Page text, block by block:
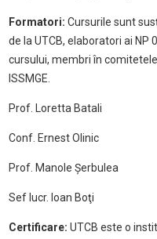
Formatori: Cursurile sunt
de la UTCB, elaboratori ai NP
cursului, membri în
ISSMGE.
Prof. Loretta Batali
Conf. Ernest Olinic
Prof. Manole Şerbulea
Sef lucr. Ioan Boţi
Certificare: UTCB este o